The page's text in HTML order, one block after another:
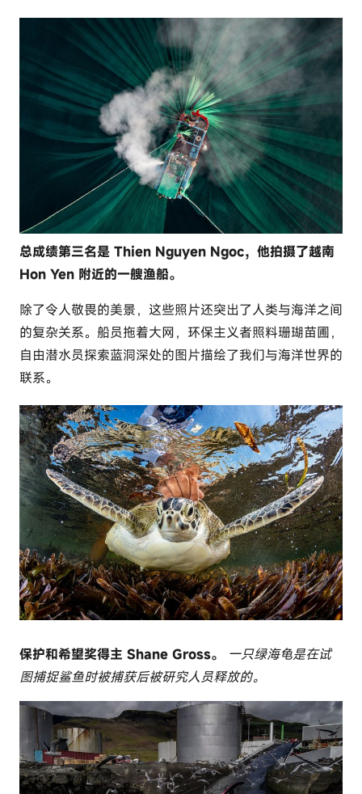
总成绩第三名是 Thien Nguyen Ngoc，他拍摄了越南
Hon Yen 附近的一艘渔船。
除了令人敬畏的美景，这些照片还突出了人类与海洋之间
的复杂关系。船员拖着大网，环保主义者照料珊瑚苗圃，
自由潜水员探索蓝洞深处的图片描绘了我们与海洋世界的
联系。
保护和希望奖得主 Shane Gross。 一只绿海龟是在试
图捕捉鲨鱼时被捕获后被研究人员释放的。